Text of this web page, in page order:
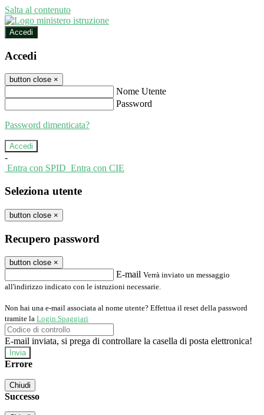
Salta al contenuto
Accedi
Accedi
button close ×
Nome Utente
Password
Password dimenticata?
-
Entra con SPID Entra con CIE
Seleziona utente
button close ×
Recupero password
button close ×
E-mail Verrà inviato un messaggio
all'indirizzo indicato con le istruzioni necessarie.
Non hai una e-mail associata al nome utente? Effettua il reset della password
tramite la Login Spaggiari
E-mail inviata, si prega di controllare la casella di posta elettronica!
Errore
Chiudi
Successo